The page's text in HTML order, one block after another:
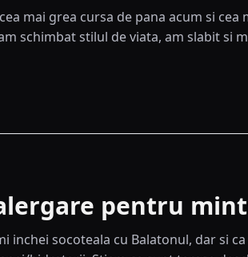
mai grea cursa de pana acum si cea
schimbat stilul de viata, am slabit si
pentru
inchei socoteala cu Balatonul, dar si ca